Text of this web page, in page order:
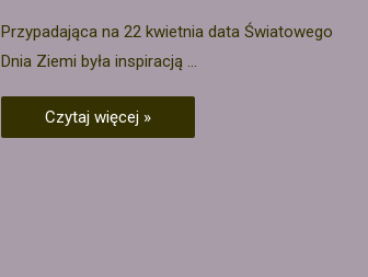
Przypadająca na 22 kwietnia data Światowego
Dnia Ziemi była inspiracją …
Czytaj więcej »